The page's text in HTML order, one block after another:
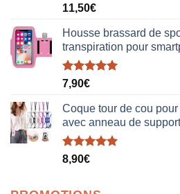
Note5.00
11,50€
Housse brassard de
transpiration pour
Note5.00
7,90€
Coque tour de cou
avec anneau de
Note5.00
8,90€